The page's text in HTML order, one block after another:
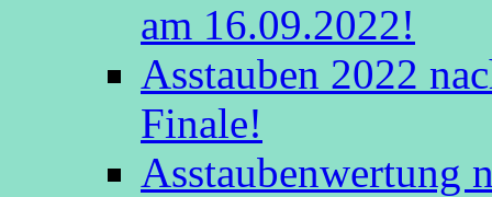
am 16.09.2022!
Asstauben 2022
Finale!
Asstaubenwertung